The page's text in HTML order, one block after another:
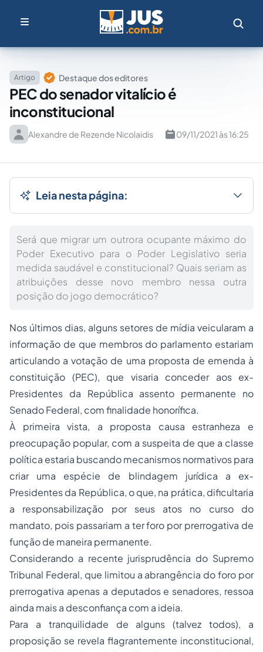
Artigo Destaque dos editores
PEC do senador vitalício é
inconstitucional
Alexandre de Rezende Nicolaidis 09/11/2021 às 16:25
Leia nesta página:
Será que migrar um outrora ocupante máximo do
Poder Executivo para o Poder Legislativo seria
medida saudável e constitucional? Quais seriam as
atribuições desse novo membro nessa outra
posição do jogo democrático?
Nos últimos dias, alguns setores de mídia veicularam a
informação de que membros do parlamento estariam
articulando a votação de uma proposta de emenda à
constituição (PEC), que visaria conceder aos ex-
Presidentes da República assento permanente no
Senado Federal, com finalidade honorífica.
À primeira vista, a proposta causa estranheza e
preocupação popular, com a suspeita de que a classe
política estaria buscando mecanismos normativos para
criar uma espécie de blindagem jurídica a ex-
Presidentes da República, o que, na prática, dificultaria
a responsabilização por seus atos no curso do
mandato, pois passariam a ter foro por prerrogativa de
função de maneira permanente.
Considerando a recente jurisprudência do Supremo
Tribunal Federal, que limitou a abrangência do foro por
prerrogativa apenas a deputados e senadores, ressoa
ainda mais a desconfiança com a ideia.
Para a tranquilidade de alguns (talvez todos), a
proposição se revela flagrantemente inconstitucional,